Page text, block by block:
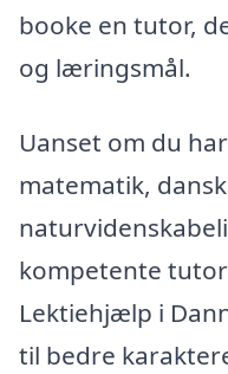
booke en tutor,
og læringsmål.
Uanset om du
matematik,
kompetente
Lektiehjælp i
til bedre